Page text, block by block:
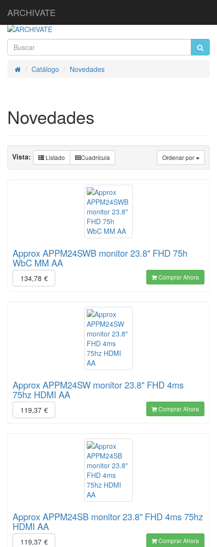
ARCHIVATE
InicioCatálogo Novedades
Novedades
Ordenar por
Vista: Listado Cuadrícula
Approx APPM24SWB monitor 23.8" FHD 75h
WbC MM AA
134,78 € Comprar Ahora
Approx APPM24SW monitor 23.8" FHD 4ms
75hz HDMI AA
119,37 € Comprar Ahora
Approx APPM24SB monitor 23.8" FHD 4ms 75hz
HDMI AA
119,37 € Comprar Ahora